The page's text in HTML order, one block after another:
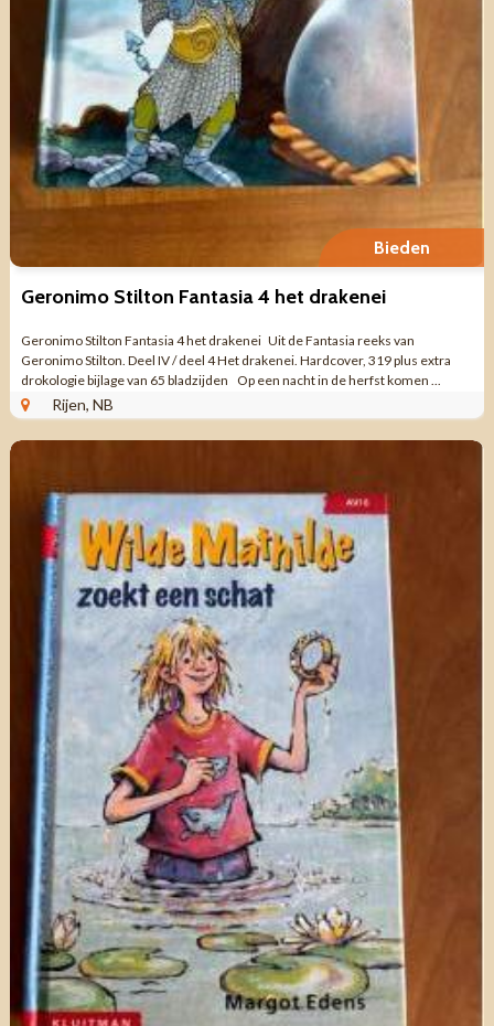
Bieden
Geronimo Stilton Fantasia 4 het drakenei
Geronimo Stilton Fantasia 4 het drakenei Uit de Fantasia reeks van
Geronimo Stilton. Deel IV / deel 4 Het drakenei. Hardcover, 319 plus extra
drokologie bijlage van 65 bladzijden Op een nacht in de herfst komen ...
Rijen, NB